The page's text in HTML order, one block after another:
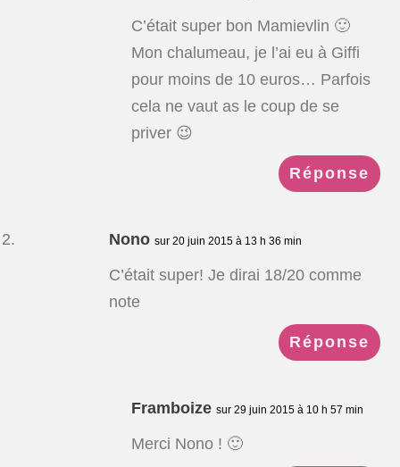
C’était super bon Mamievlin 🙂
Mon chalumeau, je l’ai eu à Giffi
pour moins de 10 euros… Parfois
cela ne vaut as le coup de se
priver 😉
Réponse
Nono sur 20 juin 2015 à 13 h 36 min
C’était super! Je dirai 18/20 comme
note
Réponse
Framboize sur 29 juin 2015 à 10 h 57 min
Merci Nono ! 🙂